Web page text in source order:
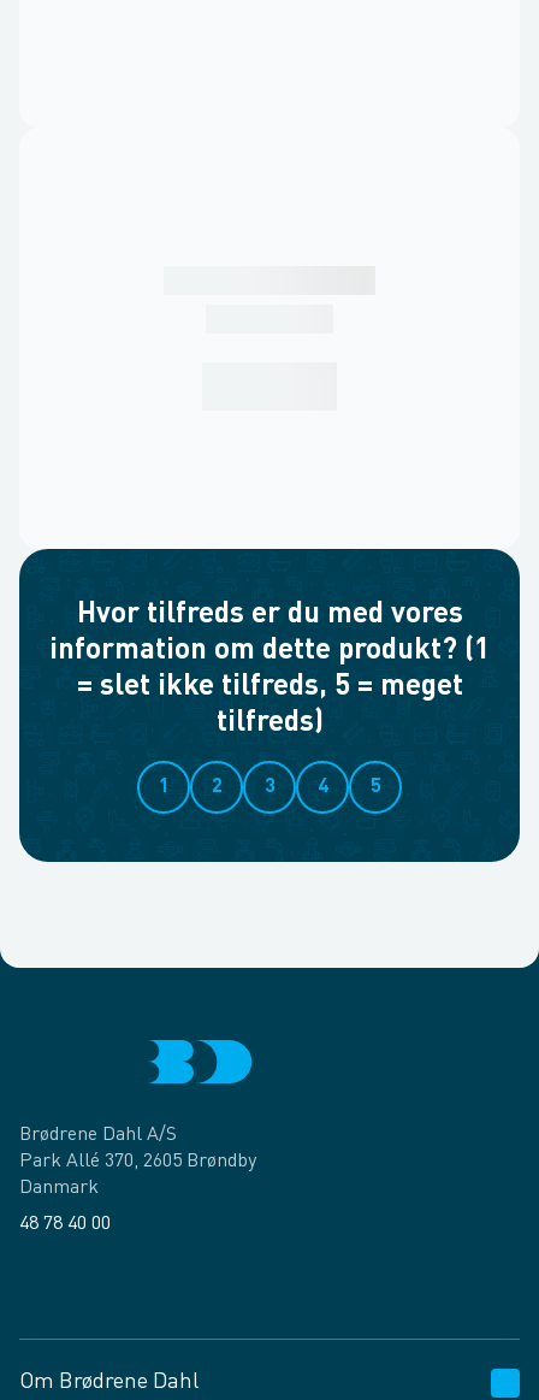
Hvor tilfreds er du med vores
information om dette produkt? (1
= slet ikke tilfreds, 5 = meget
tilfreds)
1 2 3 4 5
Brødrene Dahl A/S
Park Allé 370, 2605 Brøndby
Danmark
48 78 40 00
Om Brødrene Dahl